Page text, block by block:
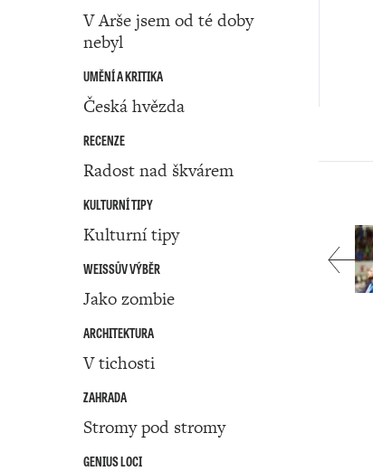
V Arše jsem od té doby
nebyl
UMĚNÍ A KRITIKA
Česká hvězda
RECENZE
Radost nad škvárem
KULTURNÍ TIPY
Kulturní tipy
WEISSŮV VÝBĚR
Jako zombie
ARCHITEKTURA
V tichosti
ZAHRADA
Stromy pod stromy
GENIUS LOCI